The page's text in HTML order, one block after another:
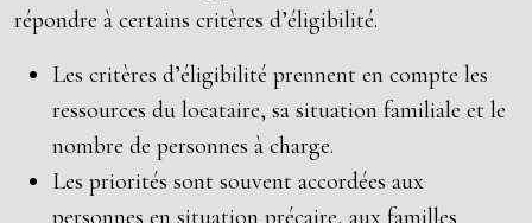
répondre à certains critères d’éligibilité.
Les critères d’éligibilité prennent en compte les
ressources du locataire, sa situation familiale et le
nombre de personnes à charge.
Les priorités sont souvent accordées aux
personnes en situation précaire, aux familles